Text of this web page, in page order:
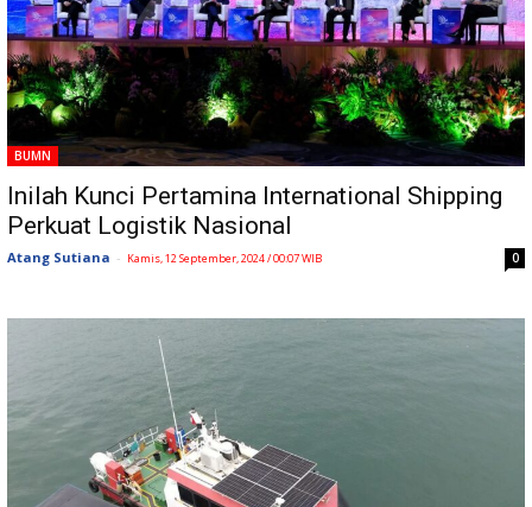
BUMN
Inilah Kunci Pertamina International Shipping
Perkuat Logistik Nasional
Atang Sutiana - Kamis, 12 September, 2024 / 00:07 WIB 0